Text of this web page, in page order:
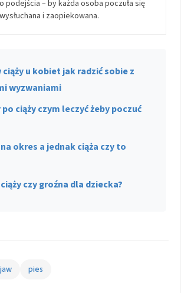
podejścia – by każda osoba poczuła się
wysłuchana i zaopiekowana.
ciąży u kobiet jak radzić sobie z
wyzwaniami
ciąży czym leczyć żeby poczuć
okres a jednak ciąża czy to
czy groźna dla dziecka?
pies